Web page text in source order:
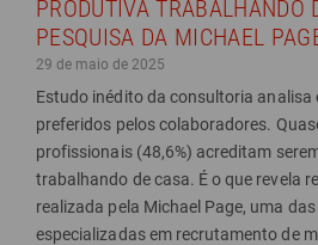
PRODUTIVA TRABALHANDO
PESQUISA DA MICHAEL
29 de maio de 2025
Estudo inédito da consultoria analisa
preferidos pelos colaboradores.
profissionais (48,6%) acreditam
trabalhando de casa. É o que revela
realizada pela Michael Page, uma
especializadas em recrutamento de